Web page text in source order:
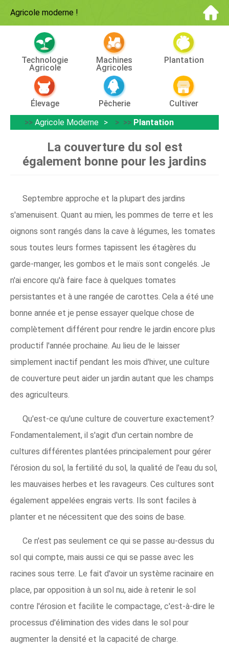
Agricole moderne !
Technologie
Agricole
Machines
Agricoles
Plantation
Élevage Pêcherie
Cultiver
>> Agricole Moderne > >> Plantation
La couverture du sol est
également bonne pour les jardins
Septembre approche et la plupart des jardins
s'amenuisent. Quant au mien, les pommes de terre et les
oignons sont rangés dans la cave à légumes, les tomates
sous toutes leurs formes tapissent les étagères du
garde-manger, les gombos et le maïs sont congelés. Je
n'ai encore qu'à faire face à quelques tomates
persistantes et à une rangée de carottes. Cela a été une
bonne année et je pense essayer quelque chose de
complètement différent pour rendre le jardin encore plus
productif l'année prochaine. Au lieu de le laisser
simplement inactif pendant les mois d'hiver, une culture
de couverture peut aider un jardin autant que les champs
des agriculteurs.
Qu'est-ce qu'une culture de couverture exactement?
Fondamentalement, il s'agit d'un certain nombre de
cultures différentes plantées principalement pour gérer
l'érosion du sol, la fertilité du sol, la qualité de l'eau du sol,
les mauvaises herbes et les ravageurs. Ces cultures sont
également appelées engrais verts. Ils sont faciles à
planter et ne nécessitent que des soins de base.
Ce n'est pas seulement ce qui se passe au-dessus du
sol qui compte, mais aussi ce qui se passe avec les
racines sous terre. Le fait d'avoir un système racinaire en
place, par opposition à un sol nu, aide à retenir le sol
contre l'érosion et facilite le compactage, c'est-à-dire le
processus d'élimination des vides dans le sol pour
augmenter la densité et la capacité de charge.